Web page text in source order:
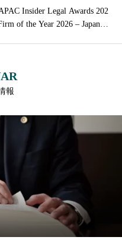
Insider Legal Awards 202
of the Year 2026 – Japan」
報